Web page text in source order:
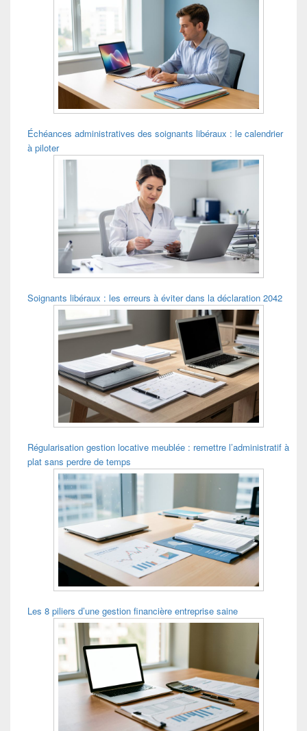
Échéances administratives des soignants libéraux : le calendrier
à piloter
Soignants libéraux : les erreurs à éviter dans la déclaration 2042
Régularisation gestion locative meublée : remettre l’administratif à
plat sans perdre de temps
Les 8 piliers d’une gestion financière entreprise saine